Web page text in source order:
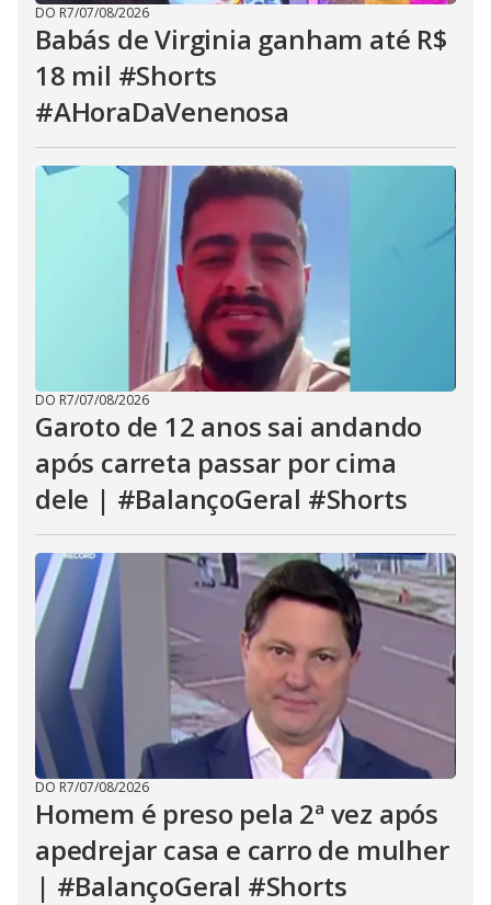
DO R7/07/08/2026
Babás de Virginia ganham até R$
18 mil #Shorts
#AHoraDaVenenosa
DO R7/07/08/2026
Garoto de 12 anos sai andando
após carreta passar por cima
dele | #BalançoGeral #Shorts
DO R7/07/08/2026
Homem é preso pela 2ª vez após
apedrejar casa e carro de mulher
| #BalançoGeral #Shorts